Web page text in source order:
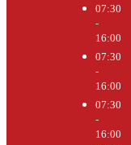
07:30
-
16:00
07:30
-
16:00
07:30
-
16:00